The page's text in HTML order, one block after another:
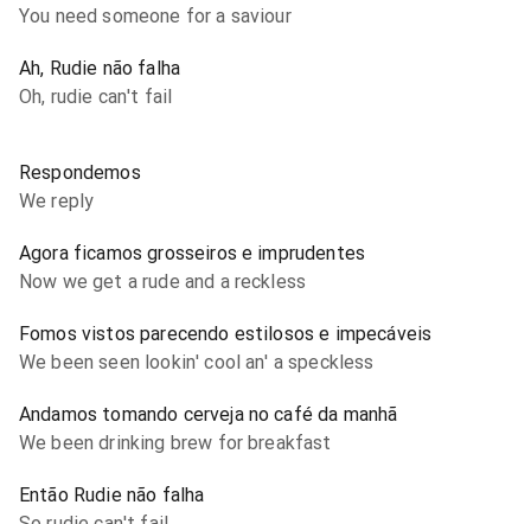
You need someone for a saviour
Ah, Rudie não falha
Oh, rudie can't fail
Respondemos
We reply
Agora ficamos grosseiros e imprudentes
Now we get a rude and a reckless
Fomos vistos parecendo estilosos e impecáveis
We been seen lookin' cool an' a speckless
Andamos tomando cerveja no café da manhã
We been drinking brew for breakfast
Então Rudie não falha